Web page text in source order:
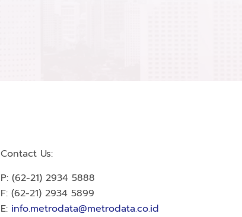
Contact Us:
P: (62-21) 2934 5888
F: (62-21) 2934 5899
E: info.metrodata@metrodata.co.id